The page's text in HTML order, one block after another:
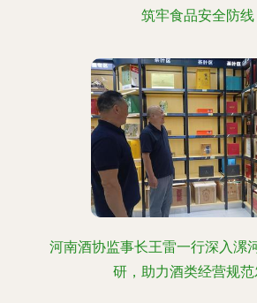
筑牢食品安全防线
河南酒协监事长王雷一行深入漯
研，助力酒类经营规范